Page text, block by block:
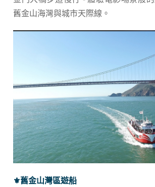
舊金山海灣與城市天際線。
⚜︎舊金山灣區遊船